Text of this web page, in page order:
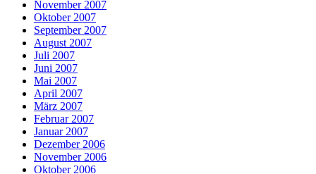
November 2007
Oktober 2007
September 2007
August 2007
Juli 2007
Juni 2007
Mai 2007
April 2007
März 2007
Februar 2007
Januar 2007
Dezember 2006
November 2006
Oktober 2006